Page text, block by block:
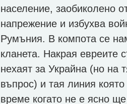
население, заобиколено
напрежение и избухва
Румъния. В компота се
кланета. Накрая евреите
нехаят за Украйна (но на
въпрос) и тая линия
време когато не е ясно